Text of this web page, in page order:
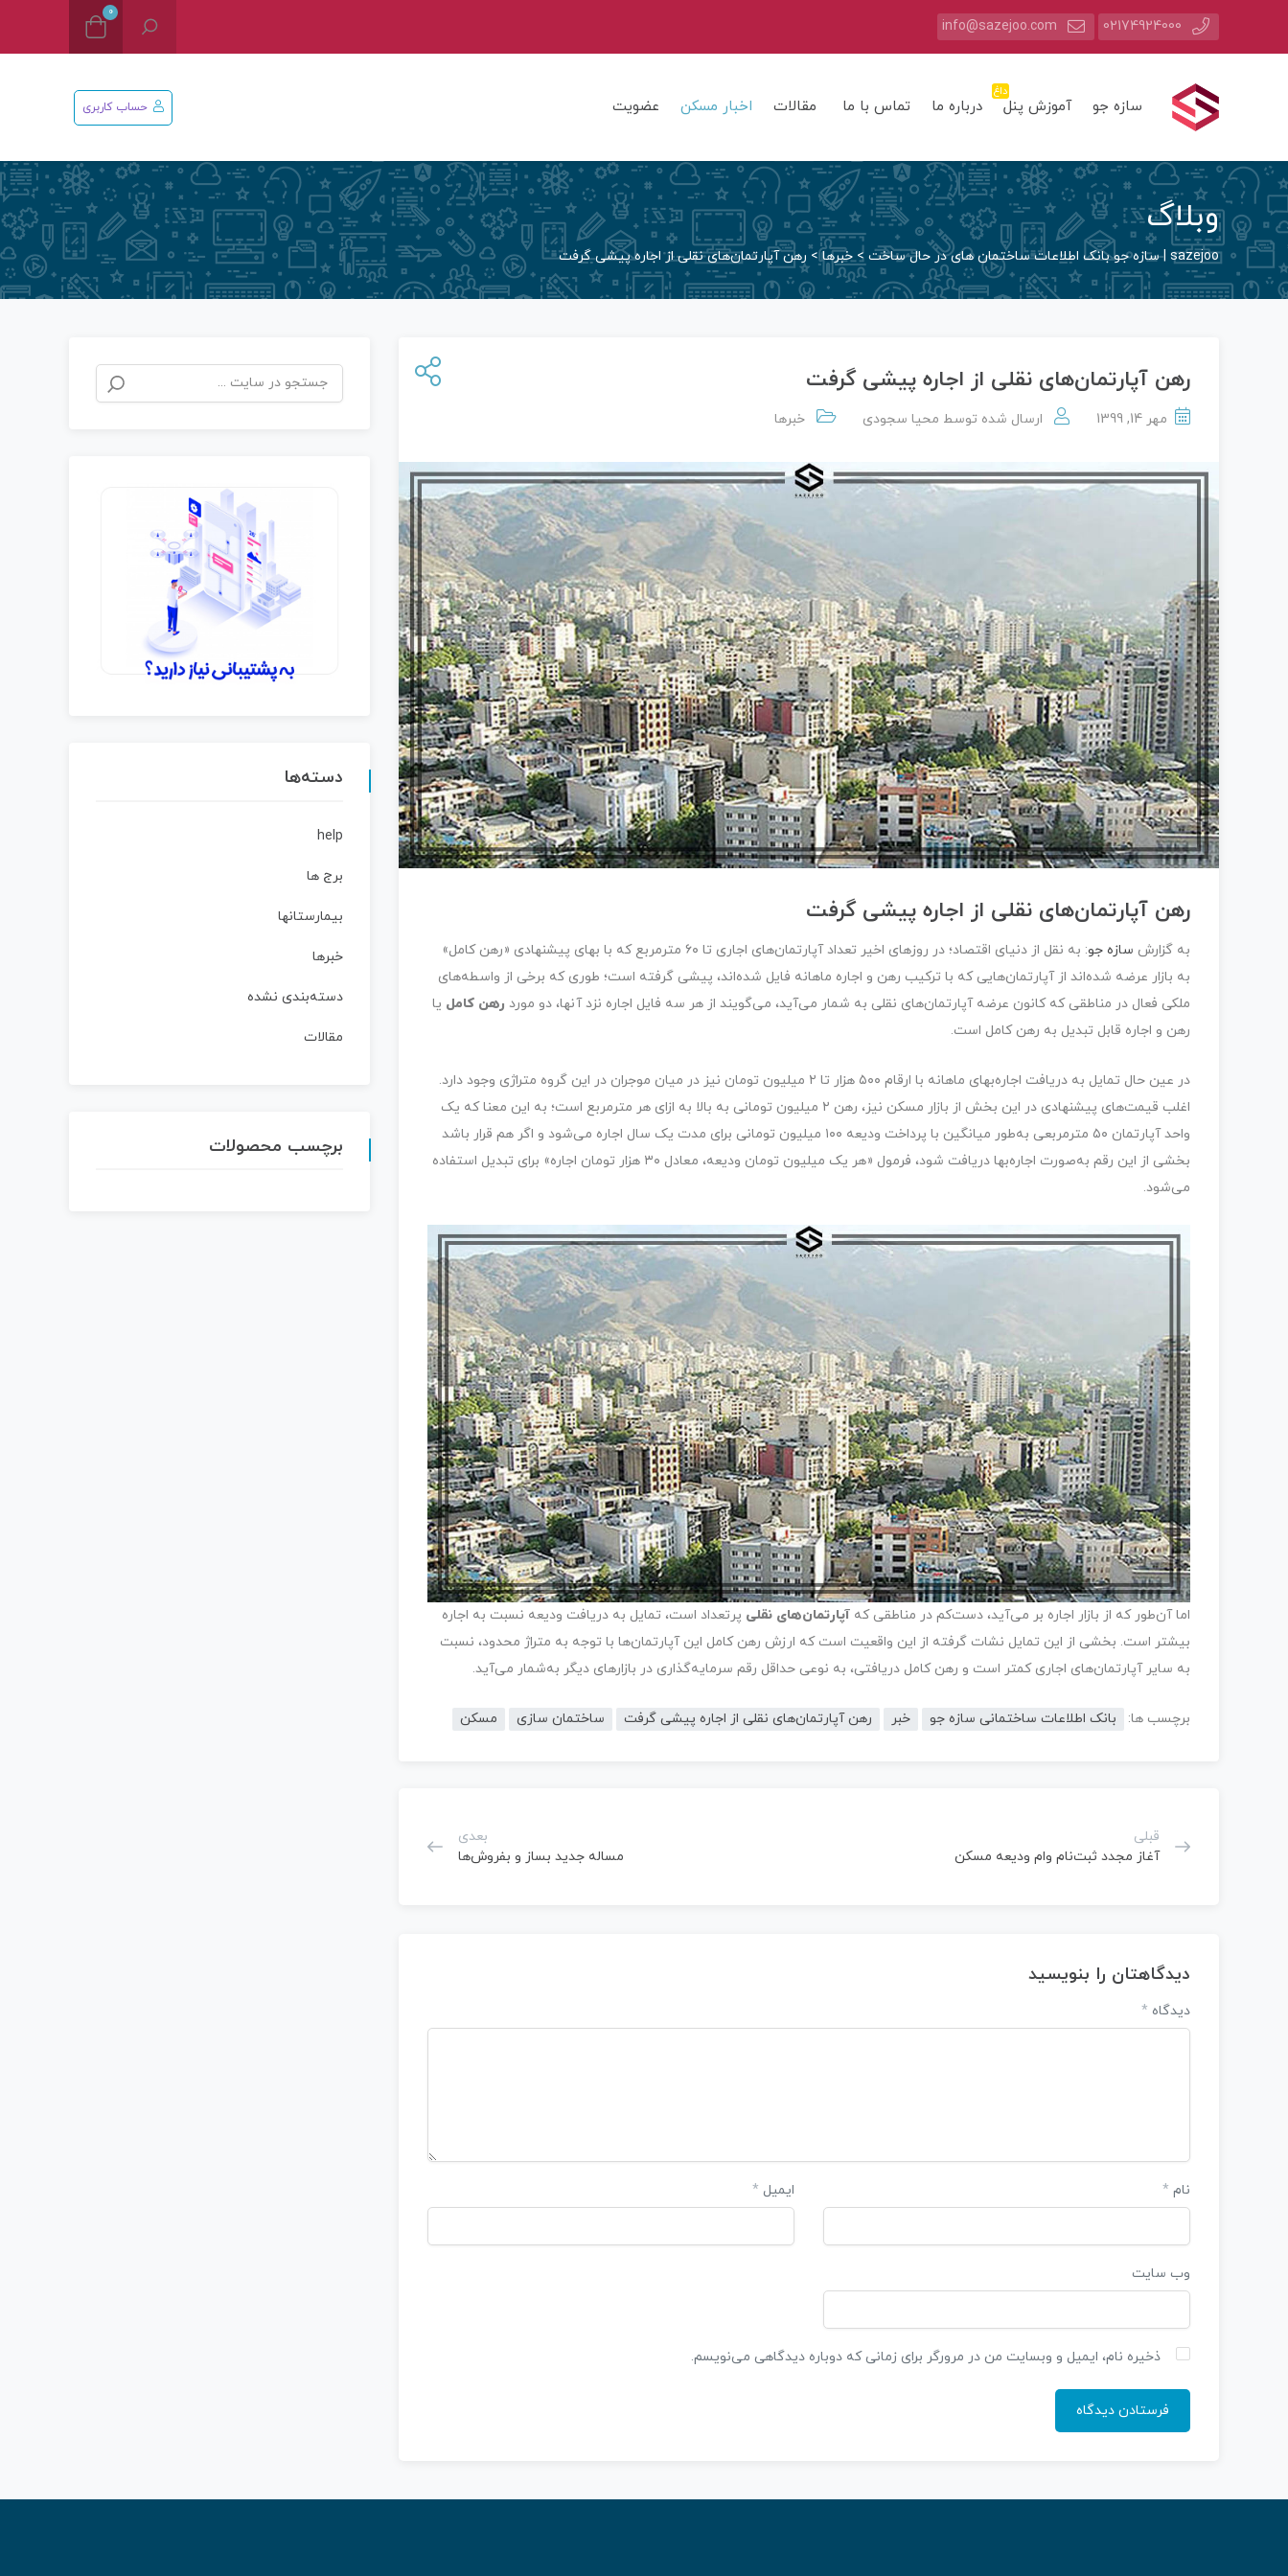
02174924000
info@sazejoo.com
0
سازه جو آموزش پنل
داغ
درباره ما تماس با ما مقالات اخبار مسکن عضویت حساب کاربری
وبلاگ
sazejoo | سازه جو بانک اطلاعات ساختمان های در حال ساخت >خبرها> رهن آپارتمان‌های نقلی از اجاره پیشی گرفت
رهن آپارتمان‌های نقلی از اجاره پیشی گرفت
مهر 14, 1399 ارسال شده توسط محیا سجودی خبرها
رهن آپارتمان‌های نقلی از اجاره پیشی گرفت
به گزارش سازه جو
: به نقل از دنیای اقتصاد؛ در روزهای اخیر تعداد آپارتمان‌های اجاری تا ۶۰ مترمربع که با بهای پیشنهادی «رهن کامل»
به بازار عرضه شده‌اند از آپارتمان‌هایی که با ترکیب رهن و اجاره ماهانه فایل شده‌اند، پیشی گرفته است؛ طوری که برخی از واسطه‌های
ملکی فعال در مناطقی که کانون عرضه آپارتمان‌های نقلی به شمار می‌آید، می‌گویند از هر سه فایل اجاره نزد آنها، دو مورد رهن کامل یا
رهن و اجاره قابل تبدیل به رهن کامل است.
در عین حال تمایل به دریافت اجاره‌بهای ماهانه با ارقام ۵۰۰ هزار تا ۲ میلیون تومان نیز در میان موجران در این گروه متراژی وجود دارد.
اغلب قیمت‌های پیشنهادی در این بخش از بازار مسکن نیز، رهن ۲ میلیون تومانی به بالا به ازای هر مترمربع است؛ به این معنا که یک
واحد آپارتمان ۵۰ مترمربعی به‌طور میانگین با پرداخت ودیعه ۱۰۰ میلیون تومانی برای مدت یک سال اجاره می‌شود و اگر هم قرار باشد
بخشی از این رقم به‌صورت اجاره‌بها دریافت شود، فرمول «هر یک میلیون تومان ودیعه، معادل ۳۰ هزار تومان اجاره» برای تبدیل استفاده
می‌شود.
اما آن‌طور که از بازار اجاره بر می‌آید، دست‌کم در مناطقی که آپارتمان‌های نقلی پرتعداد است، تمایل به دریافت ودیعه نسبت به اجاره
بیشتر است. بخشی از این تمایل نشات گرفته از این واقعیت است که ارزش رهن کامل این آپارتمان‌ها با توجه به متراژ محدود، نسبت
به سایر آپارتمان‌های اجاری کمتر است و رهن کامل دریافتی، به نوعی حداقل رقم سرمایه‌گذاری در بازارهای دیگر به‌شمار می‌آید.
برچسب ها: بانک اطلاعات ساختمانی سازه جو خبر رهن آپارتمان‌های نقلی از اجاره پیشی گرفت ساختمان سازی مسکن
قبلی
آغاز مجدد ثبت‌نام وام ودیعه مسکن
بعدی
مساله جدید بساز و بفروش‌ها
دیدگاهتان را بنویسید
دیدگاه *
نام * ایمیل *
وب‌ سایت
ذخیره نام، ایمیل و وبسایت من در مرورگر برای زمانی که دوباره دیدگاهی می‌نویسم.
دسته‌ها
help
برج ها
بیمارستانها
خبرها
دسته‌بندی نشده
مقالات
برچسب محصولات